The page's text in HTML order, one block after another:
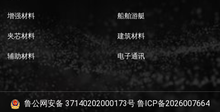
增强材料
夹芯材料
辅助材料
船舶游艇
建筑材料
电子通讯
鲁公网安备 37140202000173号 鲁ICP备2026007664